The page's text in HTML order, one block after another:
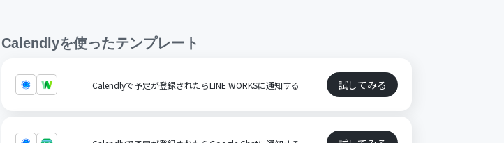
Calendlyを使ったテンプレート
Calendlyで予定が登録されたらLINE WORKSに通知する 試してみる